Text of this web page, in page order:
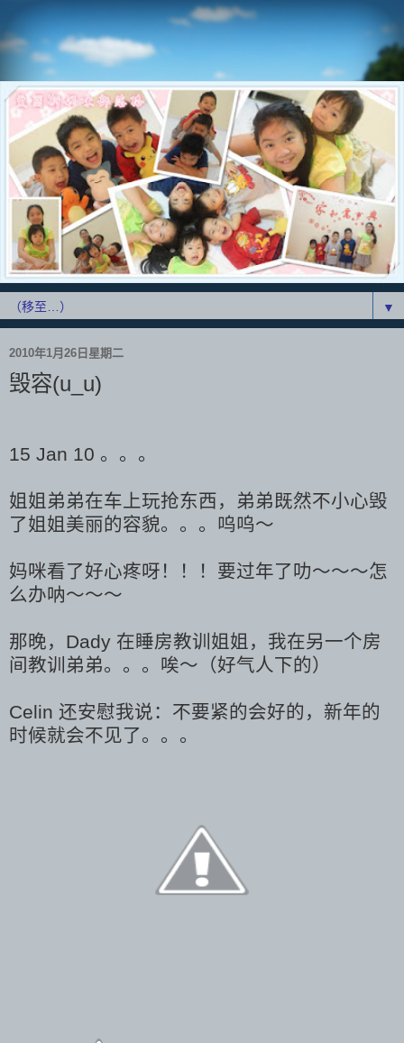
▼
2010年1月26日星期二
毁容(u_u)
15 Jan 10 。。。
姐姐弟弟在车上玩抢东西，弟弟既然不小心毁
了姐姐美丽的容貌。。。呜呜～
妈咪看了好心疼呀！！！要过年了叻～～～怎
么办呐～～～
那晚，Dady 在睡房教训姐姐，我在另一个房
间教训弟弟。。。唉～（好气人下的）
Celin 还安慰我说：不要紧的会好的，新年的
时候就会不见了。。。